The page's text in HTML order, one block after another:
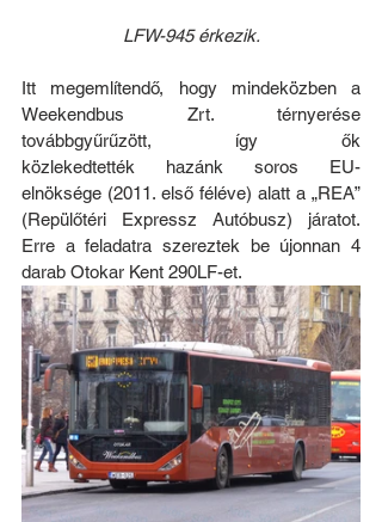
LFW-945 érkezik.
Itt megemlítendő, hogy mindeközben a
Weekendbus Zrt. térnyerése
továbbgyűrűzött, így ők
közlekedtették hazánk soros EU-
elnöksége (2011. első féléve) alatt a „REA”
(Repülőtéri Expressz Autóbusz) járatot.
Erre a feladatra szereztek be újonnan 4
darab Otokar Kent 290LF-et.